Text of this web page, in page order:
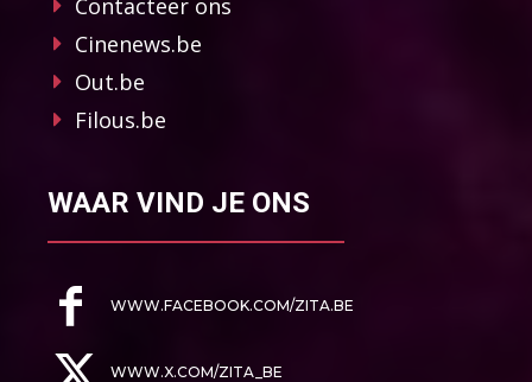
Contacteer ons
Cinenews.be
Out.be
Filous.be
WAAR VIND JE ONS
WWW.FACEBOOK.COM/ZITA.BE
WWW.X.COM/ZITA_BE